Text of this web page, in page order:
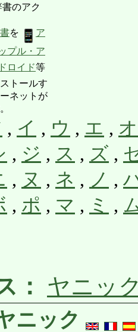
のアク
を
ア
プル・ア
ロイド等
トールす
ネットが
, イ , ウ , エ , オ
, ジ , ス , ズ ,
, ヌ , ネ , ノ ,
, ポ , マ , ミ ,
： ヤニッ
ニック